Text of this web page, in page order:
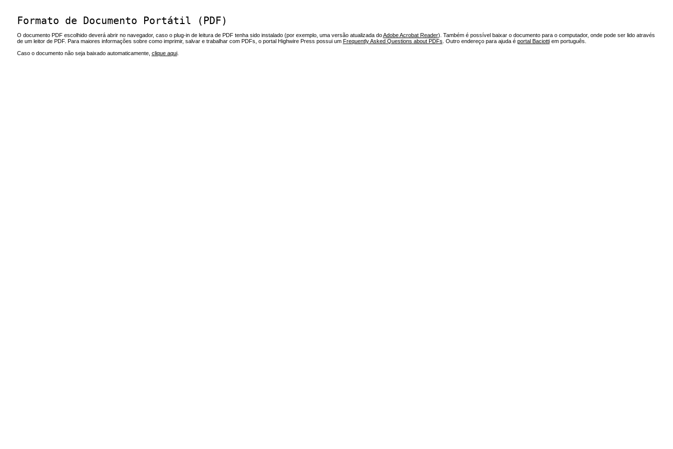
Formato de Documento Portátil (PDF)
O documento PDF escolhido deverá abrir no navegador, caso o plug-in de leitura de PDF tenha sido instalado (por exemplo, uma versão atualizada doAdobe Acrobat Reader). Também é possível baixar o documento para o computador, onde pode ser lido através
de um leitor de PDF. Para maiores informações sobre como imprimir, salvar e trabalhar com PDFs, o portal Highwire Press possui um Frequently Asked Questions about PDFs . Outro endereço para ajuda é portal Baciottiem português.
Caso o documento não seja baixado automaticamente, clique aqui.